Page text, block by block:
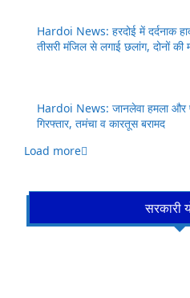
Hardoi News: हरदोई में दर्दनाक
तीसरी मंजिल से लगाई छलांग, दोनों की
Hardoi News: जानलेवा हमला और
गिरफ्तार, तमंचा व कारतूस बरामद
Load more
सरकारी